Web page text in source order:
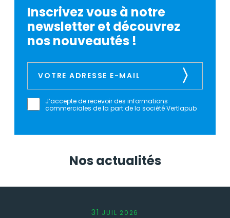
Inscrivez vous à notre
newsletter et découvrez
nos nouveautés !
J’accepte de recevoir des informations
commerciales de la part de la société Vertlapub
Nos actualités
31 JUIL 2026